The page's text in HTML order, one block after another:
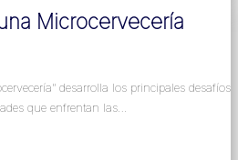
Microcervecería
desarrolla los principales desafíos
que enfrentan las…